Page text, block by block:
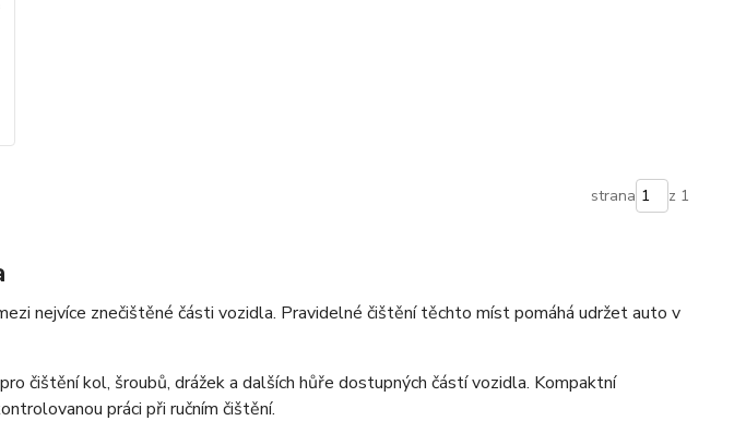
strana z 1
nejvíce znečištěné části vozidla. Pravidelné čištění těchto míst pomáhá udržet auto v
čištění kol, šroubů, drážek a dalších hůře dostupných částí vozidla. Kompaktní
práci při ručním čištění.